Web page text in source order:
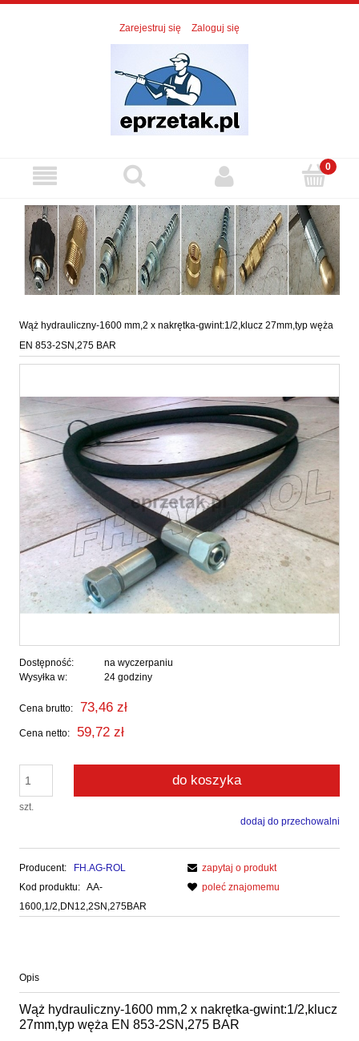
Zarejestruj się Zaloguj się
Wąż hydrauliczny-1600 mm,2 x nakrętka-gwint:1/2,klucz 27mm,typ węża
EN 853-2SN,275 BAR
Dostępność:
na wyczerpaniu
Wysyłka w:
24 godziny
Cena brutto: 73,46 zł
Cena netto: 59,72 zł
szt.
do koszyka
dodaj do przechowalni
Producent:
FH.AG-ROL
Kod produktu: AA-
1600,1/2,DN12,2SN,275BAR
zapytaj o produkt
poleć znajomemu
Opis
Wąż hydrauliczny-1600 mm,2 x nakrętka-gwint:1/2,klucz
27mm,typ węża EN 853-2SN,275 BAR